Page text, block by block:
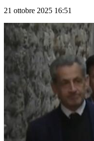
21 ottobre 2025 16:51